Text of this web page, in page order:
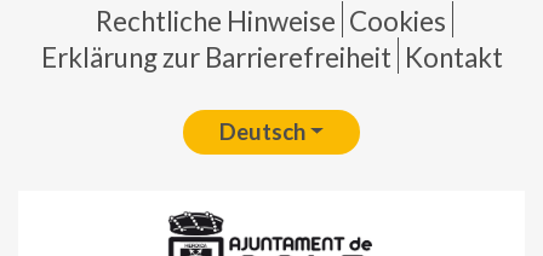
Pie de página
Rechtliche Hinweise Cookies
Erklärung zur Barrierefreiheit Kontakt
Deutsch